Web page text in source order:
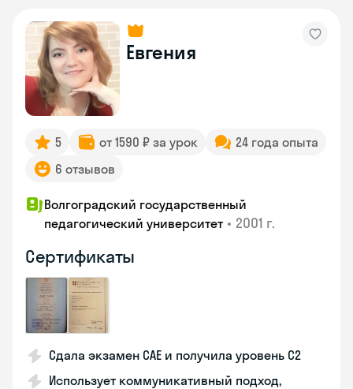
Евгения
5 от 1590 ₽ за урок
24 года опыта
6 отзывов
Волгоградский государственный
педагогический университет • 2001 г.
Сертификаты
Сдала экзамен CAE и получила уровень С2
Использует коммуникативный подход,